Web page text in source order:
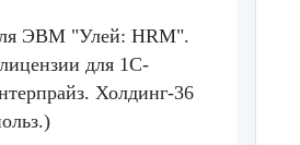
ЭВМ "Улей: HRM".
для 1С-
Холдинг-36